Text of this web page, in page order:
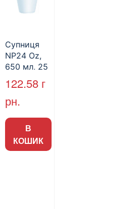
Супниця
NP24 Oz,
650 мл, 25
шт.
122.58 г
рн.
В
КОШИК